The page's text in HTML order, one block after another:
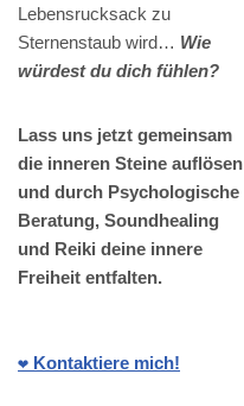
Lebensrucksack zu
Sternenstaub wird… Wie
würdest du dich fühlen?
Lass uns jetzt gemeinsam
die inneren Steine auflösen
und durch Psychologische
Beratung, Soundhealing
und Reiki deine innere
Freiheit entfalten.
❤️ Kontaktiere mich!